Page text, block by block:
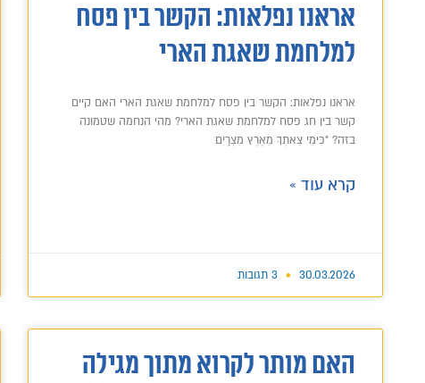
אראנו נפלאות: הקשר בין פסח
למלחמת שאגת הארי
אראנו נפלאות: הקשר בין פסח למלחמת שאגת הארי האם קיים
קשר בין חג פסח למלחמת שאגת הארי? מהי הנחמה שטמונה
בזה? "כִּימֵי צֵאתְךָ מֵאֶרֶץ מִצְרָיִם
קרא עוד »
30.03.2026
האם מותר לקרוא מתוך מגילה